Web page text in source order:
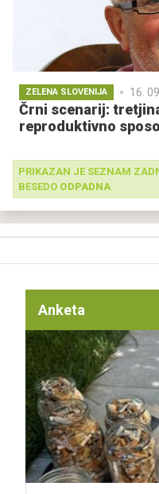
ZELENA SLOVENIJA 16.
Črni scenarij:
reproduktivno
PRIKAZAN JE SEZNAM
BESEDO ODPADNA.
Anketa